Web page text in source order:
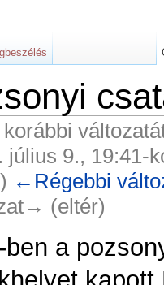
korábbi
július 9., 19:41-
) ←Régebbi
(eltér)
ben a